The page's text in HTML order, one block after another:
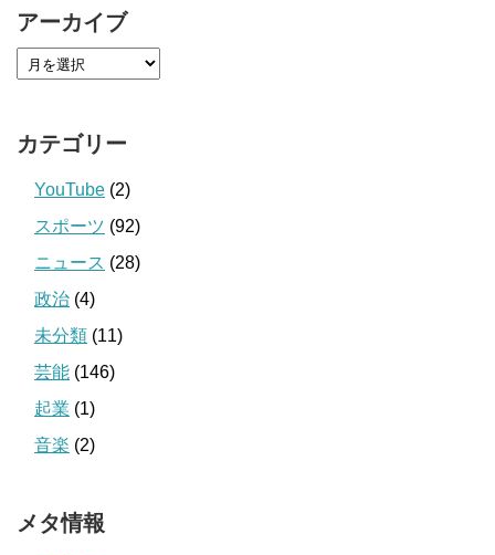
アーカイブ
カテゴリー
YouTube (2)
スポーツ (92)
ニュース (28)
政治 (4)
未分類 (11)
芸能 (146)
起業 (1)
音楽 (2)
メタ情報